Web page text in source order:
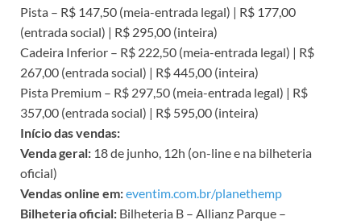
Pista – R$ 147,50 (meia-entrada legal) | R$ 177,00
(entrada social) | R$ 295,00 (inteira)
Cadeira Inferior – R$ 222,50 (meia-entrada legal) | R$
267,00 (entrada social) | R$ 445,00 (inteira)
Pista Premium – R$ 297,50 (meia-entrada legal) | R$
357,00 (entrada social) | R$ 595,00 (inteira)
Início das vendas:
Venda geral: 18 de junho, 12h (on-line e na bilheteria
oficial)
Vendas online em:eventim.com.br/planethemp
Bilheteria oficial: Bilheteria B – Allianz Parque –